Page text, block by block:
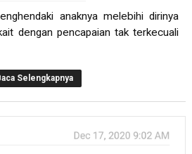
anaknya melebihi dirinya
dengan pencapaian tak terkecuali
Selengkapnya